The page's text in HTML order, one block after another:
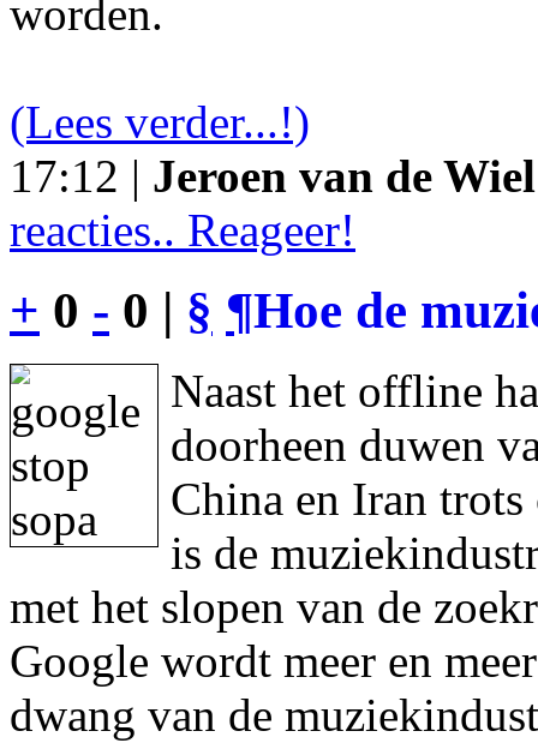
worden.
(Lees verder...!)
17:12 | Jeroen van de Wiel
reacties.. Reageer!
+ 0 - 0 | § ¶Hoe de
Naast het offline
doorheen duwen
China en Iran
is de
met het slopen van de
Google wordt meer en
dwang van de